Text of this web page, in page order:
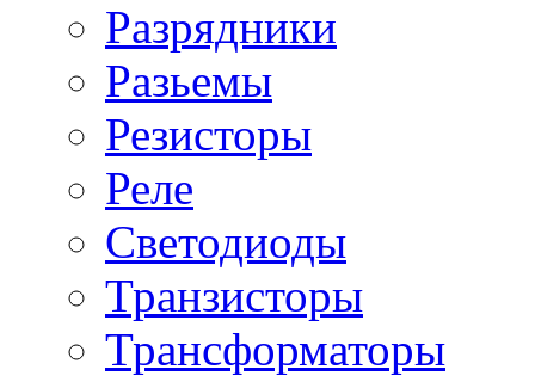
Разрядники
Разьемы
Резисторы
Реле
Светодиоды
Транзисторы
Трансформаторы